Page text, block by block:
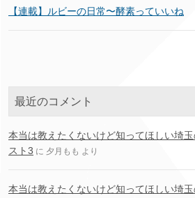
【連載】ルビーの日常〜酵素っていいね
最近のコメント
本当は教えたくないけど知ってほしい埼
スト3 に 夕月もも より
本当は教えたくないけど知ってほしい埼